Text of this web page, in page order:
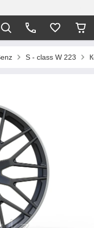
S - class W 223